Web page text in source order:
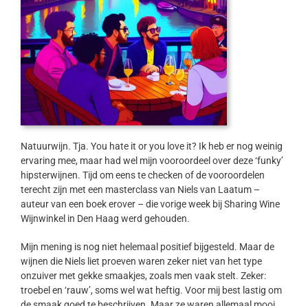
Natuurwijn. Tja. You hate it or you love it? Ik heb er nog weinig
ervaring mee, maar had wel mijn vooroordeel over deze ‘funky’
hipsterwijnen. Tijd om eens te checken of de vooroordelen
terecht zijn met een masterclass van Niels van Laatum –
auteur van een boek erover – die vorige week bij Sharing Wine
Wijnwinkel in Den Haag werd gehouden.
Mijn mening is nog niet helemaal positief bijgesteld. Maar de
wijnen die Niels liet proeven waren zeker niet van het type
onzuiver met gekke smaakjes, zoals men vaak stelt. Zeker:
troebel en ‘rauw’, soms wel wat heftig. Voor mij best lastig om